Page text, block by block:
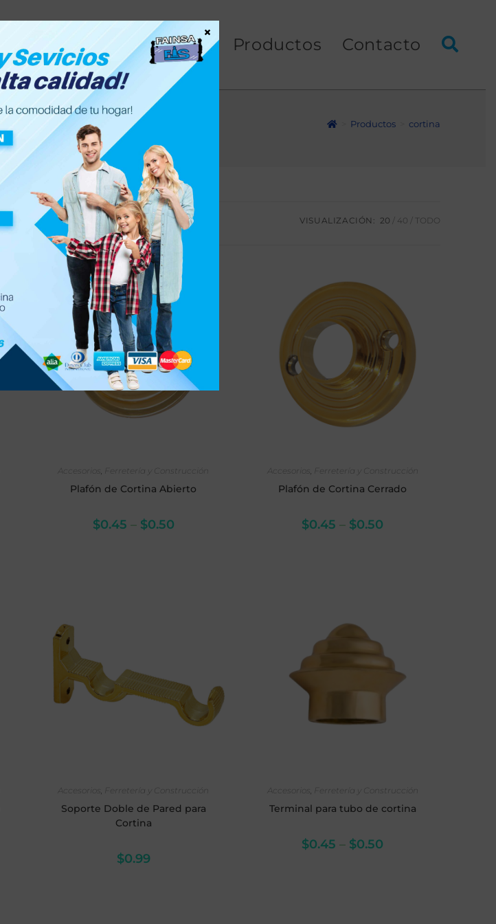
Nosotros Servicios Productos Contacto
Productos cortina
VISUALIZACIÓN: 20 40 TODO
Accesorios
Ferretería y Construcción
Plafón de Cortina Abierto
$0.45 – $0.50
Accesorios
Ferretería y Construcción
Plafón de Cortina Cerrado
$0.45 – $0.50
Accesorios
Ferretería y Construcción
Soporte Doble de Pared para
Cortina
$0.99
Accesorios
Ferretería y Construcción
Terminal para tubo de cortina
$0.45 – $0.50
×